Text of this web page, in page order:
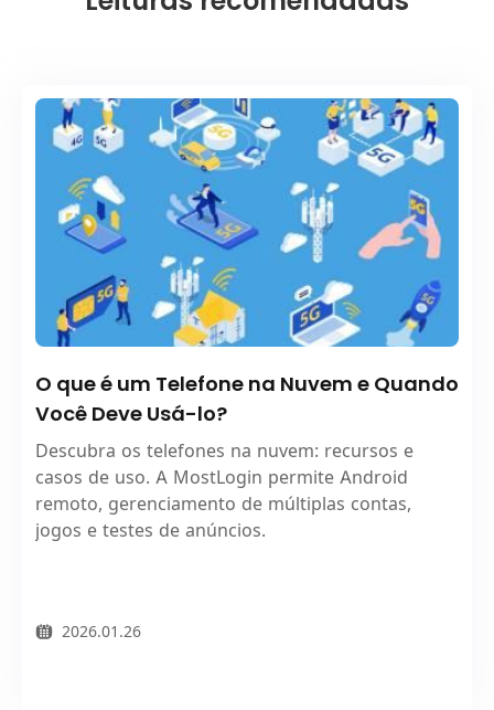
O que é um Telefone na Nuvem e Quando
Você Deve Usá-lo?
Descubra os telefones na nuvem: recursos e
casos de uso. A MostLogin permite Android
remoto, gerenciamento de múltiplas contas,
jogos e testes de anúncios.
2026.01.26